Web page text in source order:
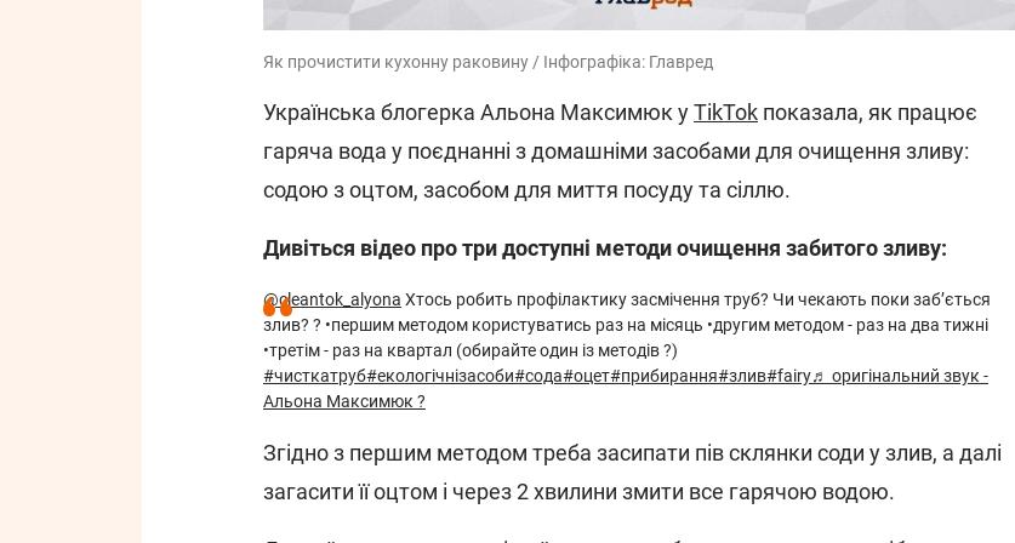
Як прочистити кухонну раковину / Інфографіка: Главред
Українська блогерка Альона Максимюк уTikTok показала, як працює
гаряча вода у поєднанні з домашніми засобами для очищення зливу:
содою з оцтом, засобом для миття посуду та сіллю.
Дивіться відео про три доступні методи очищення забитого зливу:
@cleantok_alyona Хтось робить профілактику засмічення труб? Чи чекають поки забʼється
злив? ? •першим методом користуватись раз на місяць •другим методом - раз на два тижні
•третім - раз на квартал (обирайте один із методів ?)
#чисткатруб#екологічнізасоби#сода#оцет#прибирання#злив#fairy♬ оригінальний звук -
Альона Максимюк ?
Згідно з першим методом треба засипати пів склянки соди у злив, а далі
загасити її оцтом і через 2 хвилини змити все гарячою водою.